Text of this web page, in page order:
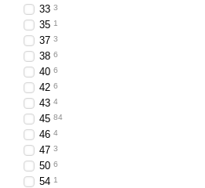
33 3
35 1
37 3
38 6
40 6
42 6
43 4
45 84
46 4
47 3
50 6
54 1